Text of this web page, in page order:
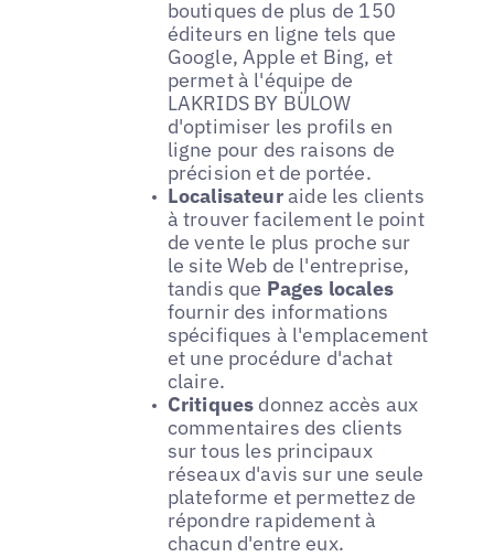
boutiques de plus de 150
éditeurs en ligne tels que
Google, Apple et Bing, et
permet à l'équipe de
LAKRIDS BY BÜLOW
d'optimiser les profils en
ligne pour des raisons de
précision et de portée.
Localisateuraide les clients
à trouver facilement le point
de vente le plus proche sur
le site Web de l'entreprise,
tandis que Pages locales
fournir des informations
spécifiques à l'emplacement
et une procédure d'achat
claire.
Critiques donnez accès aux
commentaires des clients
sur tous les principaux
réseaux d'avis sur une seule
plateforme et permettez de
répondre rapidement à
chacun d'entre eux.